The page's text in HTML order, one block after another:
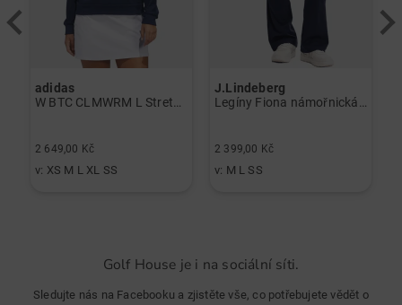
adidas
W BTC CLMWRM L Stretch Midlayer námořnická modrá
2 649,00 Kč
v: XS M L XL SS
J.Lindeberg
Legíny Fiona námořnická modrá
2 399,00 Kč
v: M L SS
Golf House je i na sociální síti.
Sledujte nás na Facebooku a zjistěte vše, co potřebujete vědět o